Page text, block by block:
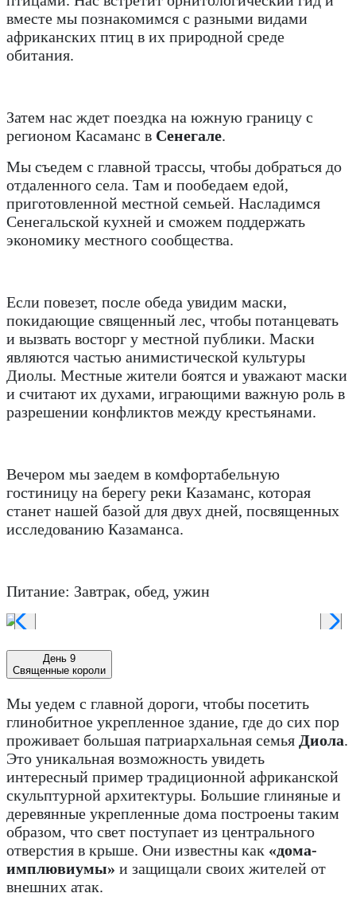
вместе мы познакомимся с разными видами
африканских птиц в их природной среде
обитания.
Затем нас ждет поездка на южную границу с
регионом Касаманс в Сенегале.
Мы съедем с главной трассы, чтобы добраться до
отдаленного села. Там и пообедаем едой,
приготовленной местной семьей. Насладимся
Сенегальской кухней и сможем поддержать
экономику местного сообщества.
Если повезет, после обеда увидим маски,
покидающие священный лес, чтобы потанцевать
и вызвать восторг у местной публики. Маски
являются частью анимистической культуры
Диолы. Местные жители боятся и уважают маски
и считают их духами, играющими важную роль в
разрешении конфликтов между крестьянами.
Вечером мы заедем в комфортабельную
гостиницу на берегу реки Казаманс, которая
станет нашей базой для двух дней, посвященных
исследованию Казаманса.
Питание: Завтрак, обед, ужин
День 9
Священные короли
Мы уедем с главной дороги, чтобы посетить
глинобитное укрепленное здание, где до сих пор
проживает большая патриархальная семья Диола.
Это уникальная возможность увидеть
интересный пример традиционной африканской
скульптурной архитектуры. Большие глиняные и
деревянные укрепленные дома построены таким
образом, что свет поступает из центрального
отверстия в крыше. Они известны как «дома-
имплювиумы» и защищали своих жителей от
внешних атак.